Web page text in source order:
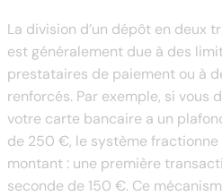
La division d’un dépôt en deux
est généralement due à des
prestataires de paiement ou à
renforcés. Par exemple, si vous
votre carte bancaire a un
de 250 €, le système
montant : une première
seconde de 150 €. Ce